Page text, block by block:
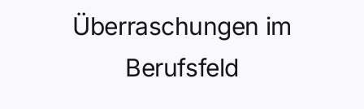
Überraschungen im
Berufsfeld